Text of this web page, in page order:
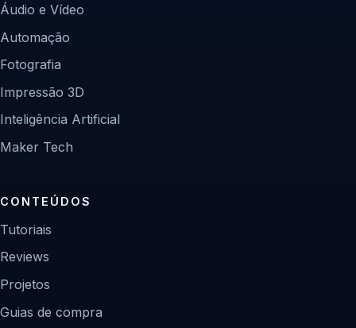
Áudio e Vídeo
Automação
Fotografia
Impressão 3D
Inteligência Artificial
Maker Tech
CONTEÚDOS
Tutoriais
Reviews
Projetos
Guias de compra